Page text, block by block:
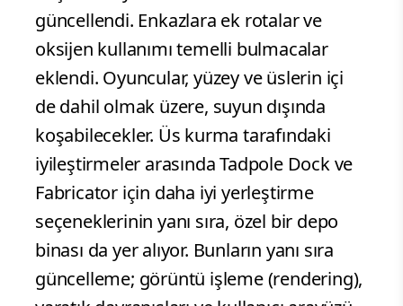
güncellendi. Enkazlara ek rotalar ve
oksijen kullanımı temelli bulmacalar
eklendi. Oyuncular, yüzey ve üslerin içi
de dahil olmak üzere, suyun dışında
koşabilecekler. Üs kurma tarafındaki
iyileştirmeler arasında Tadpole Dock ve
Fabricator için daha iyi yerleştirme
seçeneklerinin yanı sıra, özel bir depo
binası da yer alıyor. Bunların yanı sıra
güncelleme; görüntü işleme (rendering),